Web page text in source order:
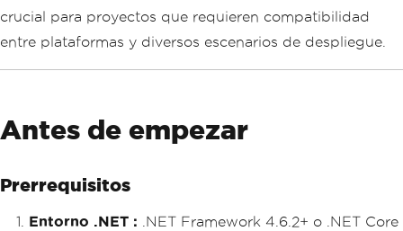
crucial para proyectos que requieren compatibilidad
entre plataformas y diversos escenarios de despliegue.
Antes de empezar
Prerrequisitos
Entorno .NET : .NET Framework 4.6.2+ o .NET Core